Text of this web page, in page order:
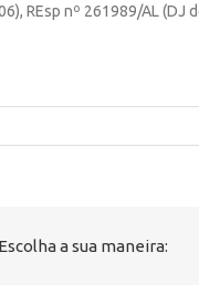
REsp nº 261989/AL (DJ
a sua maneira: